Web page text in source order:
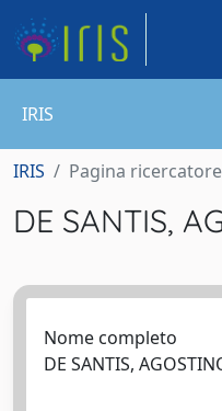
IRIS
IRIS Pagina ricercatore
DE SANTIS,
Nome completo
DE SANTIS,